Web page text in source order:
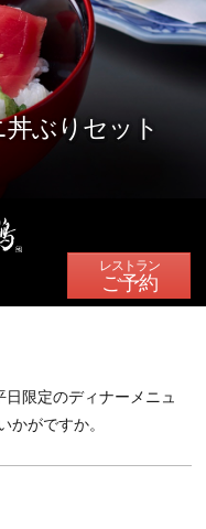
ぶりセット
ご予約
限定のディナーメニュ
かがですか。